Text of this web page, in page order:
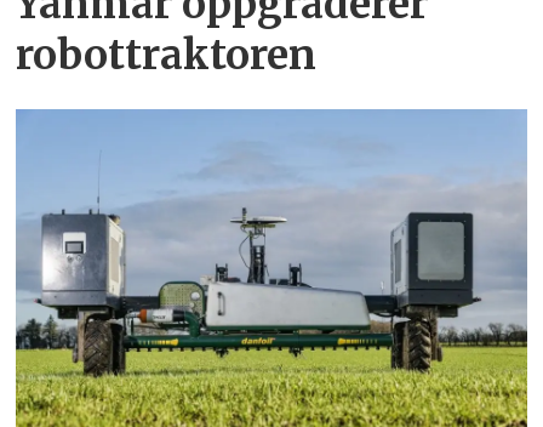
robottraktoren